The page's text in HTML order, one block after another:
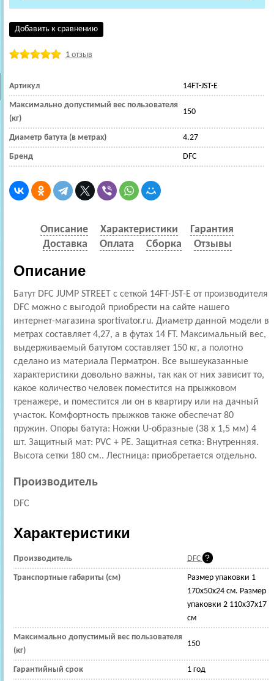
Добавить к сравнению
1 отзыв
Артикул 14FT-JST-E
Максимально допустимый вес пользователя
(кг)
150
Диаметр батута (в метрах) 4.27
Бренд DFC
Описание Характеристики
Гарантия
Доставка
Оплата Сборка Отзывы
Описание
Батут DFC JUMP STREET c сеткой 14FT-JST-E от производителя
DFC можно с выгодой приобрести на сайте нашего
интернет-магазина sportivator.ru. Диаметр данной модели в
метрах составляет 4,27, а в футах 14 FT. Максимальный вес,
выдерживаемый батутом составляет 150 кг, а полотно
сделано из материала Перматрон. Все вышеуказанные
характеристики довольно важны, так как от них зависит то,
какое количество человек поместится на прыжковом
тренажере, и поместится ли он в квартиру или на дачный
участок. Комфортность прыжков также обеспечат 80
пружин. Опоры батута: Ножки U-образные (38 х 1,5 мм) 4
шт. Защитный мат: PVC + PE. Защитная сетка: Внутренняя.
Высота сетки 180 см.. Лестница: приобретается отдельно.
Производитель
DFC
Характеристики
Производитель DFC
Транспортные габариты (см)
Размер упаковки 1
170x50x24 см. Размер
упаковки 2 110x37x17
см
Максимально допустимый вес пользователя
(кг)
150
Гарантийный срок 1 год